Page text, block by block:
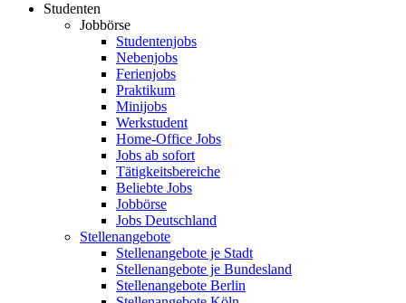
Studenten
Jobbörse
Studentenjobs
Nebenjobs
Ferienjobs
Praktikum
Minijobs
Werkstudent
Home-Office Jobs
Jobs ab sofort
Tätigkeitsbereiche
Beliebte Jobs
Jobbörse
Jobs Deutschland
Stellenangebote
Stellenangebote je Stadt
Stellenangebote je Bundesland
Stellenangebote Berlin